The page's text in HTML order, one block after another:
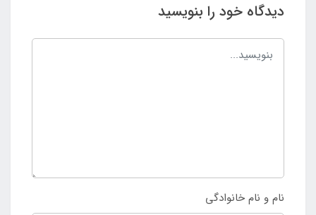
دیدگاه خود را بنویسید
نام و نام خانوادگی